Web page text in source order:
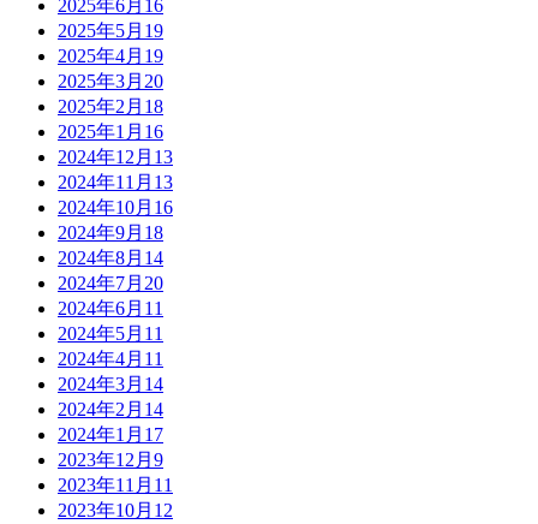
2025年6月 16
2025年5月 19
2025年4月 19
2025年3月 20
2025年2月 18
2025年1月 16
2024年12月 13
2024年11月 13
2024年10月 16
2024年9月 18
2024年8月 14
2024年7月 20
2024年6月 11
2024年5月 11
2024年4月 11
2024年3月 14
2024年2月 14
2024年1月 17
2023年12月 9
2023年11月 11
2023年10月 12